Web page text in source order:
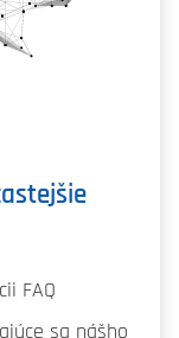
FAQ
sa nášho